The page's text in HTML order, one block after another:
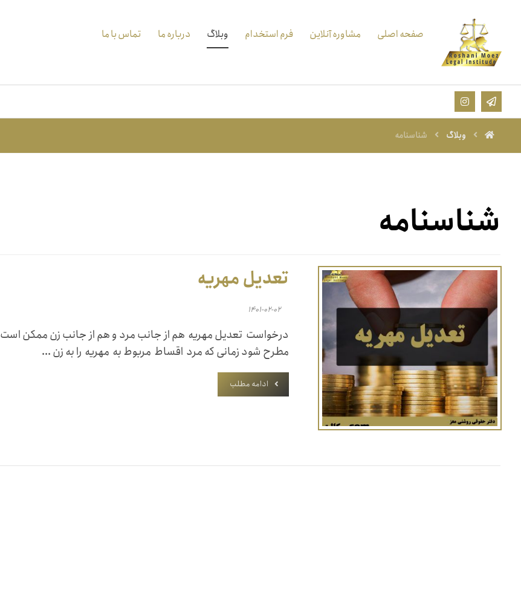
صفحه اصلی مشاوره آنلاین فرم استخدام وبلاگ درباره ما تماس با ما
وبلاگ شناسنامه
شناسنامه
تعدیل مهریه
۱۴۰۱-۰۲-۰۲
درخواست تعدیل مهریه هم از جانب مرد و هم از جانب زن ممکن است
مطرح شود زمانی که مرد اقساط مربوط به مهریه را به زن ...
ادامه مطلب